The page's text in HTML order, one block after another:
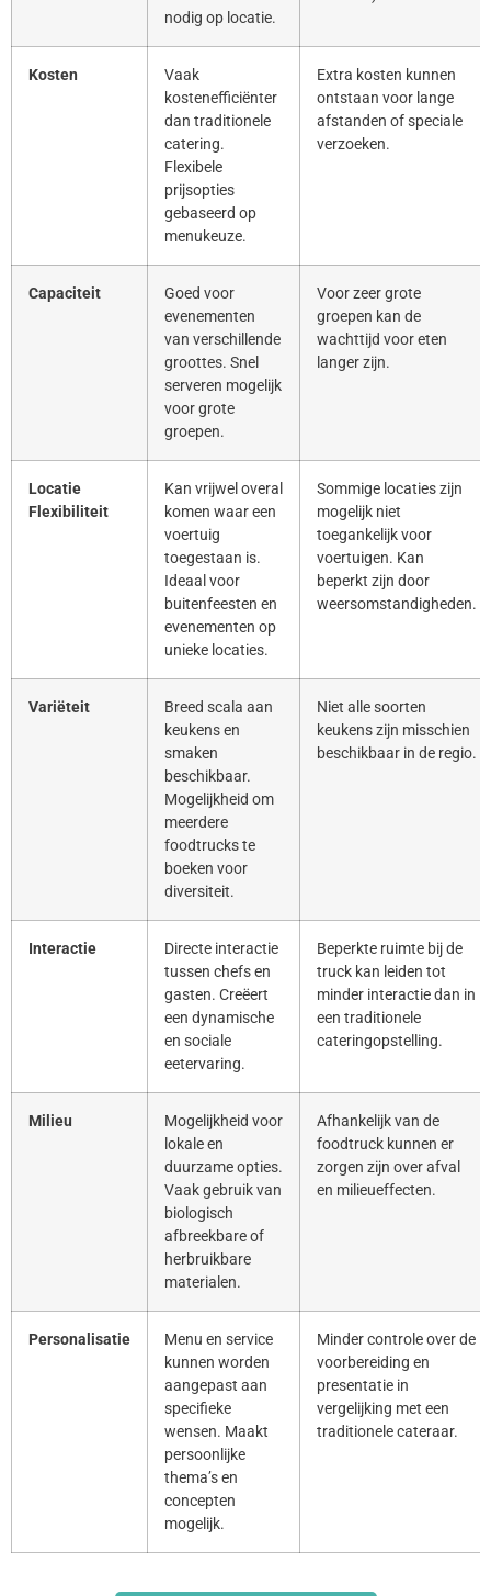
nodig op locatie.
Kosten
Vaak
kostenefficiënter
dan traditionele
catering.
Flexibele
prijsopties
gebaseerd op
menukeuze.
Extra kosten kunnen
ontstaan voor lange
afstanden of speciale
verzoeken.
Capaciteit
Goed voor
evenementen
van verschillende
groottes. Snel
serveren mogelijk
voor grote
groepen.
Voor zeer grote
groepen kan de
wachttijd voor eten
langer zijn.
Locatie
Flexibiliteit
Kan vrijwel overal
komen waar een
voertuig
toegestaan is.
Ideaal voor
buitenfeesten en
evenementen op
unieke locaties.
Sommige locaties zijn
mogelijk niet
toegankelijk voor
voertuigen. Kan
beperkt zijn door
weersomstandigheden.
Variëteit
Breed scala aan
keukens en
smaken
beschikbaar.
Mogelijkheid om
meerdere
foodtrucks te
boeken voor
diversiteit.
Niet alle soorten
keukens zijn misschien
beschikbaar in de regio.
Interactie
Directe interactie
tussen chefs en
gasten. Creëert
een dynamische
en sociale
eetervaring.
Beperkte ruimte bij de
truck kan leiden tot
minder interactie dan in
een traditionele
cateringopstelling.
Milieu
Mogelijkheid voor
lokale en
duurzame opties.
Vaak gebruik van
biologisch
afbreekbare of
herbruikbare
materialen.
Afhankelijk van de
foodtruck kunnen er
zorgen zijn over afval
en milieueffecten.
Personalisatie
Menu en service
kunnen worden
aangepast aan
specifieke
wensen. Maakt
persoonlijke
thema’s en
concepten
mogelijk.
Minder controle over de
voorbereiding en
presentatie in
vergelijking met een
traditionele cateraar.